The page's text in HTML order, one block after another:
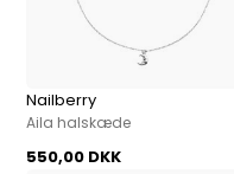
Nailberry
Aila halskæde
550,00 DKK